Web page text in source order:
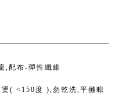
,配布-彈性纖維
( <150度 ),勿乾洗,平攤晾